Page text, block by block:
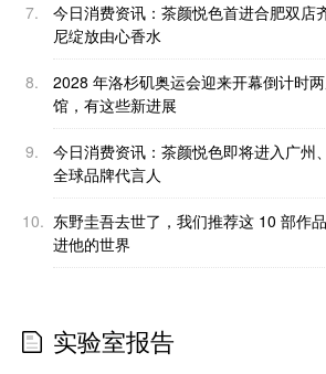
7.
今日消费资讯：茶颜悦色首进合肥双店
尼绽放由心香水
8.
2028 年洛杉矶奥运会迎来开幕倒计时
馆，有这些新进展
9.
今日消费资讯：茶颜悦色即将进入广州
全球品牌代言人
10. 东野圭吾去世了，我们推荐这 10 部作
进他的世界
实验室报告